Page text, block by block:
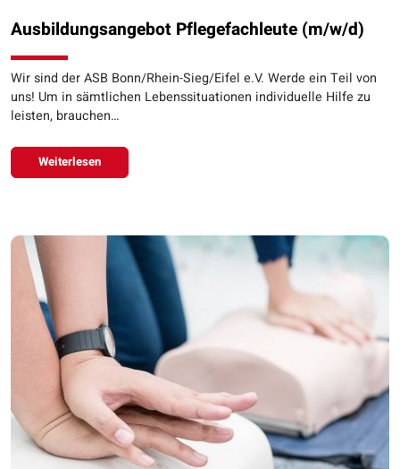
Ausbildungsangebot Pflegefachleute (m/w/d)
Wir sind der ASB Bonn/Rhein-Sieg/Eifel e.V. Werde ein Teil von
uns! Um in sämtlichen Lebenssituationen individuelle Hilfe zu
leisten, brauchen…
Weiterlesen